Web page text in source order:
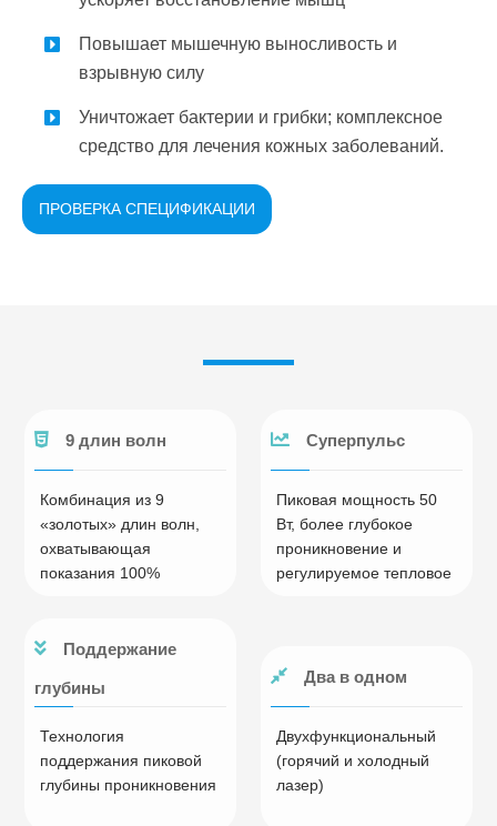
Повышает мышечную выносливость и
взрывную силу
Уничтожает бактерии и грибки; комплексное
средство для лечения кожных заболеваний.
ПРОВЕРКА СПЕЦИФИКАЦИИ
9 длин волн
Комбинация из 9
«золотых» длин волн,
охватывающая
показания 100%
Суперпульс
Пиковая мощность 50
Вт, более глубокое
проникновение и
регулируемое тепловое
Поддержание
глубины
Технология
поддержания пиковой
глубины проникновения
Два в одном
Двухфункциональный
(горячий и холодный
лазер)